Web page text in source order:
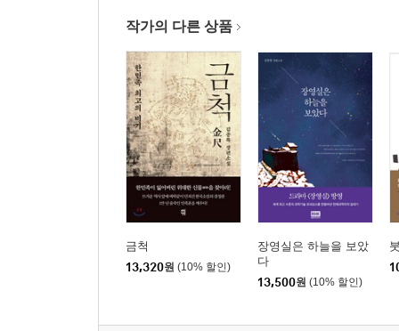
작가의 다른 상품
금척
13,320원 (10% 할인)
장영실은 하늘을 보았
다
13,500원 (10% 할인)